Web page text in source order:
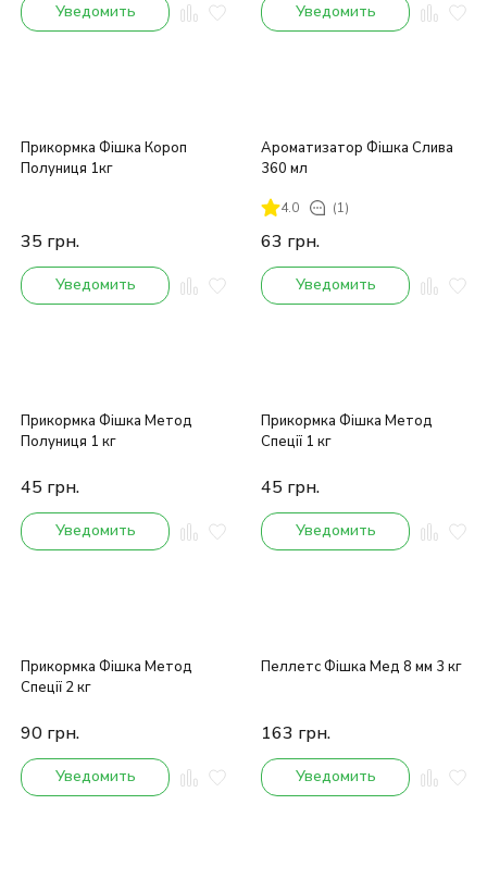
Уведомить Уведомить
Прикормка Фішка Короп
Полуниця 1кг
35 грн.
Уведомить
Ароматизатор Фішка Слива
360 мл
4.0 (1)
63 грн.
Уведомить
Прикормка Фішка Метод
Полуниця 1 кг
45 грн.
Уведомить
Прикормка Фішка Метод
Спеції 1 кг
45 грн.
Уведомить
Прикормка Фішка Метод
Спеції 2 кг
90 грн.
Уведомить
Пеллетс Фішка Мед 8 мм 3 кг
163 грн.
Уведомить